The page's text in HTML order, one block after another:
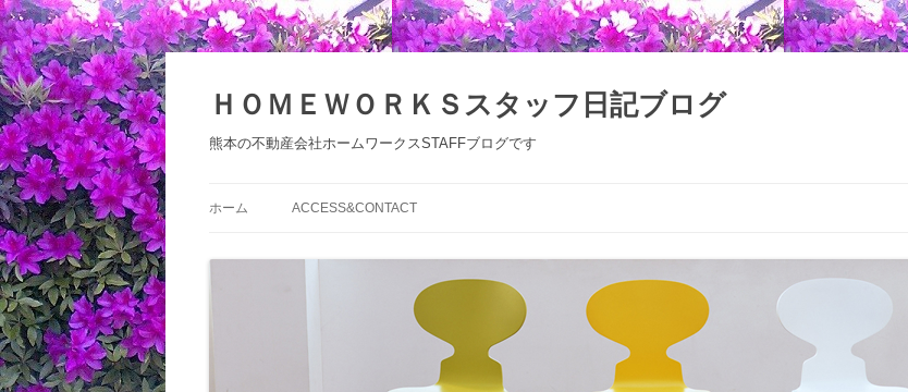
ン
ツ
へ
ス
ＨＯＭＥＷＯＲＫＳスタッフ日記ブログ
熊本の不動産会社ホームワークスSTAFFブログです
ホーム ACCESS&CONTACT